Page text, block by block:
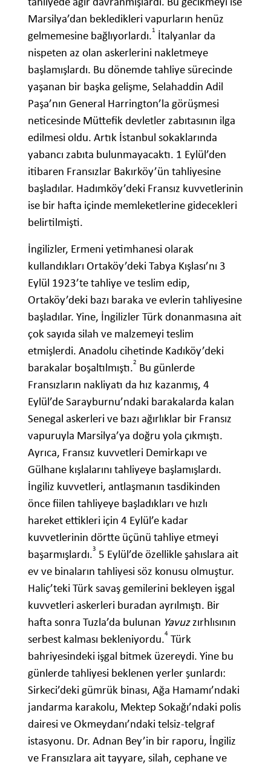
Marsilya’dan bekledikleri vapurların henüz
gelmemesine bağlıyorlardı.1 İtalyanlar da
nispeten az olan askerlerini nakletmeye
başlamışlardı. Bu dönemde tahliye sürecinde
yaşanan bir başka gelişme, Selahaddin Adil
Paşa’nın General Harrington’la görüşmesi
neticesinde Müttefik devletler zabıtasının ilga
edilmesi oldu. Artık İstanbul sokaklarında
yabancı zabıta bulunmayacaktı. 1 Eylül’den
itibaren Fransızlar Bakırköy’ün tahliyesine
başladılar. Hadımköy’deki Fransız kuvvetlerinin
ise bir hafta içinde memleketlerine gidecekleri
belirtilmişti.
İngilizler, Ermeni yetimhanesi olarak
kullandıkları Ortaköy’deki Tabya Kışlası’nı 3
Eylül 1923’te tahliye ve teslim edip,
Ortaköy’deki bazı baraka ve evlerin tahliyesine
başladılar. Yine, İngilizler Türk donanmasına ait
çok sayıda silah ve malzemeyi teslim
etmişlerdi. Anadolu cihetinde Kadıköy’deki
barakalar boşaltılmıştı.2 Bu günlerde
Fransızların nakliyatı da hız kazanmış, 4
Eylül’de Sarayburnu’ndaki barakalarda kalan
Senegal askerleri ve bazı ağırlıklar bir Fransız
vapuruyla Marsilya’ya doğru yola çıkmıştı.
Ayrıca, Fransız kuvvetleri Demirkapı ve
Gülhane kışlalarını tahliyeye başlamışlardı.
İngiliz kuvvetleri, antlaşmanın tasdikinden
önce fiilen tahliyeye başladıkları ve hızlı
hareket ettikleri için 4 Eylül’e kadar
kuvvetlerinin dörtte üçünü tahliye etmeyi
başarmışlardı.3 5 Eylül’de özellikle şahıslara ait
ev ve binaların tahliyesi söz konusu olmuştur.
Haliç’teki Türk savaş gemilerini bekleyen işgal
kuvvetleri askerleri buradan ayrılmıştı. Bir
hafta sonra Tuzla’da bulunan Yavuzzırhlısının
serbest kalması bekleniyordu.4 Türk
bahriyesindeki işgal bitmek üzereydi. Yine bu
günlerde tahliyesi beklenen yerler şunlardı:
Sirkeci’deki gümrük binası, Ağa Hamamı’ndaki
jandarma karakolu, Mektep Sokağı’ndaki polis
dairesi ve Okmeydanı’ndaki telsiz-telgraf
istasyonu. Dr. Adnan Bey’in bir raporu, İngiliz
ve Fransızlara ait tayyare, silah, cephane ve